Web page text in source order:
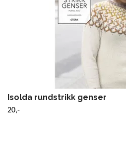
Isolda rundstrikk genser
20,-